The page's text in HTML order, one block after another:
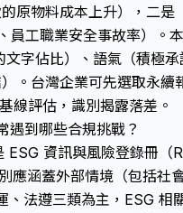
原物料成本上升），二是
員工職業安全事故率）。
字佔比）、語氣（積極承
。台灣企業可先選取永續
線評估，識別揭露落差。
遇到哪些合規挑戰？
資訊與風險登錄冊（
應涵蓋外部情境（包括社
法遵三類為主，ESG 相